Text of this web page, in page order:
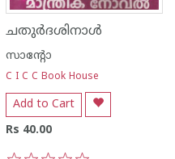
ചതുര്‍ദശിനാള്‍
സാന്റോ
C I C C Book House
Add to Cart
Rs 40.00